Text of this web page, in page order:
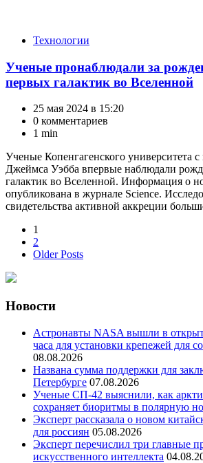
КатегорииТехнологии
Ученые пронаблюдали за
первых галактик во Вселенной
25 мая 2024 в 15:20
0 комментариев
1 min
Ученые Копенгагенского университета
Джеймса Уэбба впервые наблюдали
галактик во Вселенной. Информация о
опубликована в журнале Science.
свидетельства активной аккреции
Пагинация
записей
1
2
Older Posts
Новости
Астронавты NASA вышли в
часа для установки крепежей для
08.08.2026
Названа сумма поддержки для
Петербурге 07.08.2026
Ученые СП-42 выяснили, как
сохраняет биоритмы в полярную
Эксперт рассказала о новом
для россиян 05.08.2026
Эксперт перечислил три главные
искусственного интеллекта